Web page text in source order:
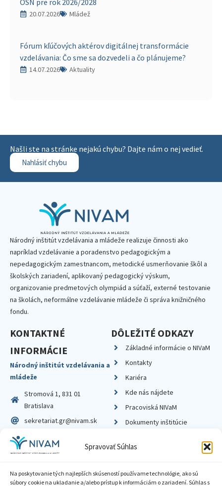
Spravovať Súhlas
Na poskytovanie tých najlepších skúseností používame technológie, ako sú
súbory cookie na ukladanie a/alebo prístup k informáciám o zariadení. Súhlas s
20.07.2026 Mládež
Fórum kľúčových aktérov digitálnej transformácie
vzdelávania: Čo sme sa dozvedeli a čo plánujeme?
14.07.2026 Aktuality
Našli ste na stránke nejakú chybu? Dajte nám o nej vedieť.
Nahlásiť chybu
Národný inštitút vzdelávania a mládeže realizuje činnosti ako
napríklad vzdelávanie a poradenstvo pedagogickým a
nepedagogickým zamestnancom, metodické usmerňovanie škôl a
školských zariadení, aplikovaný pedagogický výskum,
organizovanie predmetových olympiád a súťaží, externé testovanie
na školách, neformálne vzdelávanie mládeže či správa knižničného
fondu.
KONTAKTNÉ
INFORMÁCIE
Národný inštitút vzdelávania a
mládeže
Stromová 1, 831 01
Bratislava
sekretariat.gr@nivam.sk
IČO: 00164348
DIČ: 2020798714
DÔLEŽITÉ ODKAZY
Základné informácie o NIVaM
Kontakty
Kariéra
Kde nás nájdete
Pracoviská NIVaM
Dokumenty inštitúcie